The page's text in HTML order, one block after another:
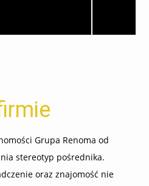
Grupa Renoma od
stereotyp pośrednika.
oraz znajomość nie